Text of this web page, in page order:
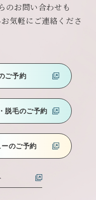
のお問い合わせも
気軽にご連絡くださ
ご予約
・脱毛のご予約
のご予約